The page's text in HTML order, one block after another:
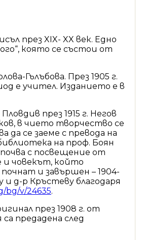
през XIX- XX век. Едно
която се състои от
Гълъбова. През 1905 г.
е учител. Изданието е в
през 1915 г. Негов
в чието творчество се
се заеме с превода на
на проф. Боян
с посвещение от
и човекът, който
и завършен – 1904-
д-р Кръстеву благодаря
bg/v/24635.
през 1908 г. от
предадена след